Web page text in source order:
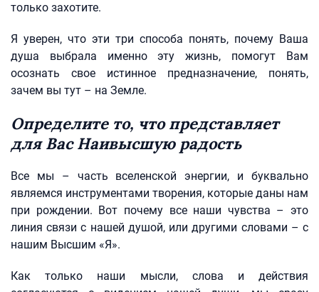
только захотите.
Я уверен, что эти три способа понять, почему Ваша
душа выбрала именно эту жизнь, помогут Вам
осознать свое истинное предназначение, понять,
зачем вы тут – на Земле.
Определите то, что представляет
для Вас Наивысшую радость
Все мы – часть вселенской энергии, и буквально
являемся инструментами творения, которые даны нам
при рождении. Вот почему все наши чувства – это
линия связи с нашей душой, или другими словами – с
нашим Высшим «Я».
Как только наши мысли, слова и действия